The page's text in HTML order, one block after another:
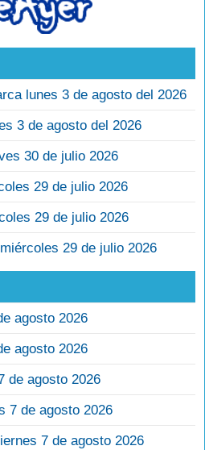
lunes 3 de agosto del 2026
3 de agosto del 2026
30 de julio 2026
29 de julio 2026
29 de julio 2026
29 de julio 2026
agosto 2026
agosto 2026
de agosto 2026
7 de agosto 2026
7 de agosto 2026